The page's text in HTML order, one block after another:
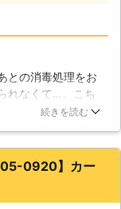
喜んでお応えして
はお気軽に当社ま
。お客様のご連絡を
お待ちしておりま
大事な住まいに勝
との消毒処理をお
れなくて…。こち
たです。最近の業
けど薬臭いこと
心できました。女
です。
続きを読む
0920】カー